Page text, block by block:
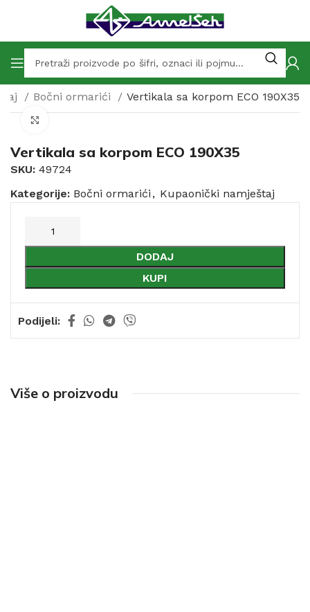
Bočni ormarići Vertikala sa korpom ECO 190X35
Vertikala sa korpom ECO 190X35
SKU: 49724
Kategorije: Bočni ormarići , Kupaonički namještaj
DODAJ
KUPI
Podijeli:
Više o proizvodu